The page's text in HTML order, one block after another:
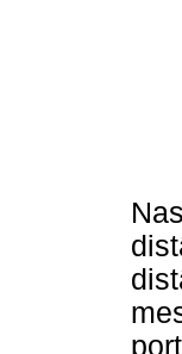
Nas